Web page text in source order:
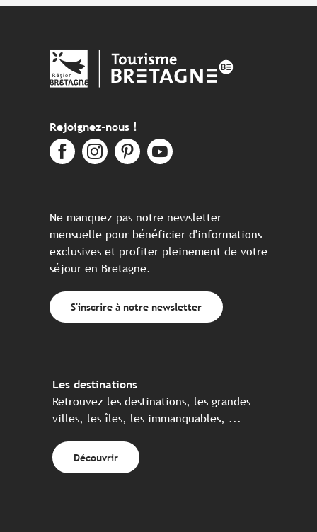
Rejoignez-nous !
Ne manquez pas notre newsletter
mensuelle pour bénéficier d'informations
exclusives et profiter pleinement de votre
séjour en Bretagne.
S'inscrire à notre newsletter
Les destinations
Retrouvez les destinations, les grandes
villes, les îles, les immanquables, ...
Découvrir